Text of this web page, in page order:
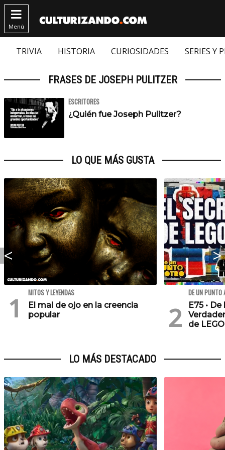

Menú
TRIVIA HISTORIA CURIOSIDADES SERIES Y
FRASES DE JOSEPH PULITZER
ESCRITORES
¿Quién fue Joseph Pulitzer?
LO QUE MÁS GUSTA
MITOS Y LEYENDAS
El mal de ojo en la creencia
popular
DE UN PUNTO
E75 •
de
LO MÁS DESTACADO